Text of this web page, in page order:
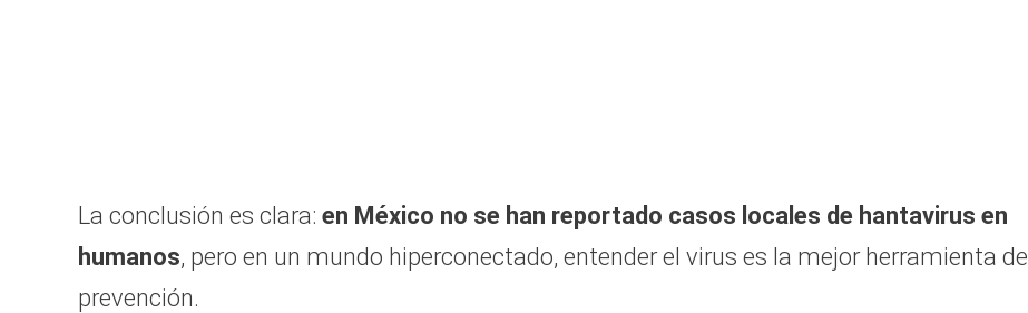
La conclusión es clara: en México no se han reportado casos locales de hantavirus en
humanos, pero en un mundo hiperconectado, entender el virus es la mejor herramienta de
prevención.